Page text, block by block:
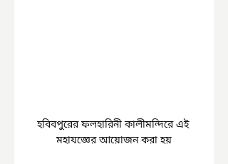
হবিবপুরের ফলহারিনী কালীমন্দিরে এই
মহাযজ্ঞের আয়োজন করা হয়